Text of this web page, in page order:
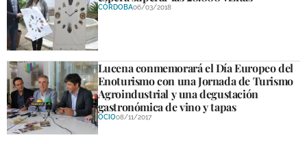
CÓRDOBA06/03/2018
Lucena conmemorará el Día Europeo del
Enoturismo con una Jornada de Turismo
Agroindustrial y una degustación
gastronómica de vino y tapas
OCIO08/11/2017